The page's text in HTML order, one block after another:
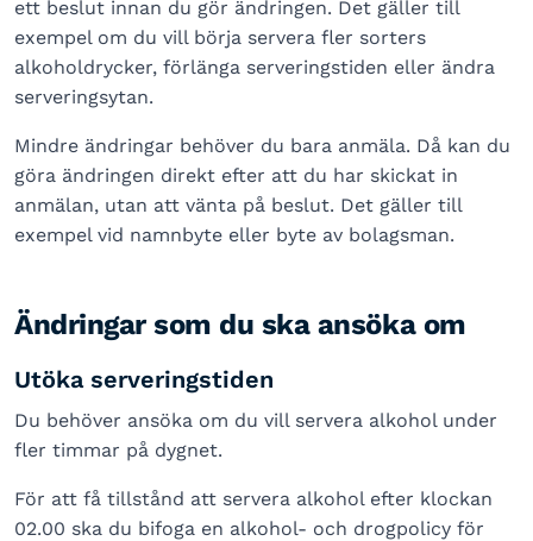
ett beslut innan du gör ändringen. Det gäller till
exempel om du vill börja servera fler sorters
alkoholdrycker, förlänga serveringstiden eller ändra
serveringsytan.
Mindre ändringar behöver du bara anmäla. Då kan du
göra ändringen direkt efter att du har skickat in
anmälan, utan att vänta på beslut. Det gäller till
exempel vid namnbyte eller byte av bolagsman.
Ändringar som du ska ansöka om
Utöka serveringstiden
Du behöver ansöka om du vill servera alkohol under
fler timmar på dygnet.
För att få tillstånd att servera alkohol efter klockan
02.00 ska du bifoga en alkohol- och drogpolicy för